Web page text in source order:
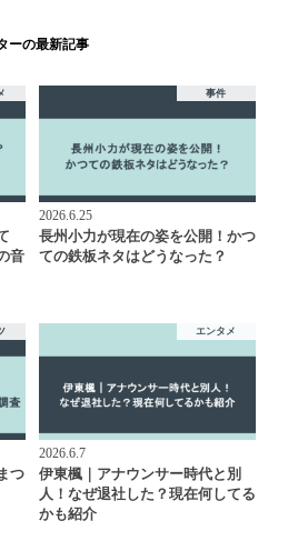
ーの最新記事
音
事件
2026.6.25
長州小力が現在の姿を公開！かつ
ての鉄板ネタはどうなった？
つ
エンタメ
2026.6.7
伊東楓｜アナウンサー時代と別
人！なぜ退社した？現在何してる
かも紹介